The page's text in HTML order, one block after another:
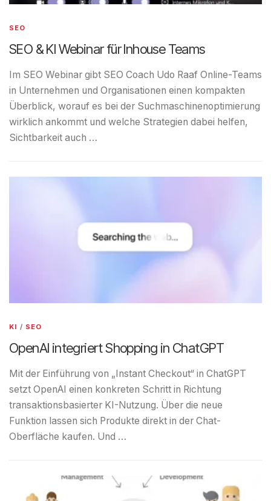
SEO
SEO & KI Webinar für Inhouse Teams
Im SEO Webinar gibt SEO Coach Udo Raaf Online-Teams
in Unternehmen und Organisationen einen kompakten
Überblick, worauf es bei der Suchmaschinenoptimierung
wirklich ankommt und welche Strategien dabei helfen,
Sichtbarkeit auch …
KI / SEO
OpenAI integriert Shopping in ChatGPT
Mit der Einführung von „Instant Checkout“ in ChatGPT
setzt OpenAI einen konkreten Schritt in Richtung
transaktionsbasierter KI-Nutzung. Über die neue
Funktion lassen sich Produkte direkt in der Chat-
Oberfläche kaufen. Und …